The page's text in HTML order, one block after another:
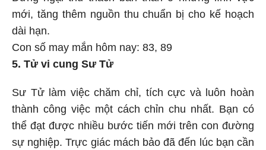
mới, tăng thêm nguồn thu chuẩn bị cho kế hoạch
dài hạn.
Con số may mắn hôm nay: 83, 89
5. Tử vi cung Sư Tử
Sư Tử làm việc chăm chỉ, tích cực và luôn hoàn
thành công việc một cách chỉn chu nhất. Bạn có
thể đạt được nhiều bước tiến mới trên con đường
sự nghiệp. Trực giác mách bảo đã đến lúc bạn cần